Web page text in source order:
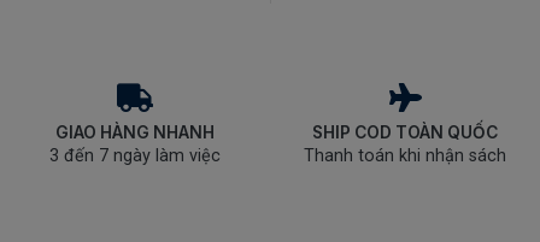
GIAO HÀNG NHANH
3 đến 7 ngày làm việc
SHIP COD TOÀN QUỐC
Thanh toán khi nhận sách